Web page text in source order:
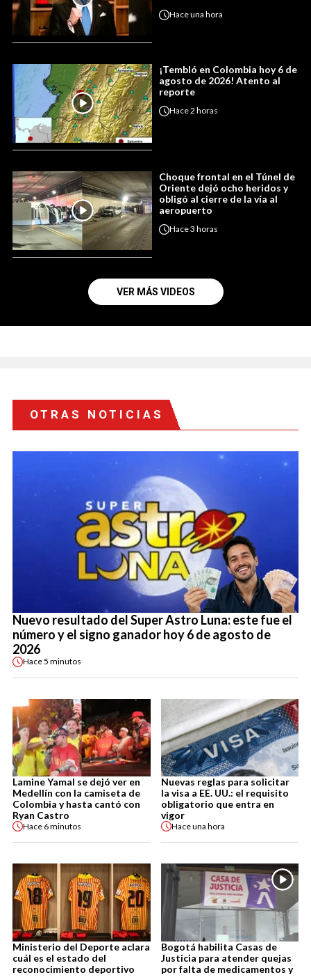
Haceuna hora
¡Tembló en Colombia hoy 6 de
agosto de 2026! Atento al
reporte
Hace2 horas
Choque frontal en el Túnel de
Oriente dejó ocho heridos y
obligó al cierre de la vía al
aeropuerto
Hace3 horas
VER MÁS VIDEOS
OTRAS NOTICIAS
Nuevo resultado del Super Astro Luna: este fue el
número y el signo ganador hoy 6 de agosto de
2026
Hace5 minutos
Lamine Yamal se dejó ver en
Medellín con la camiseta de
Colombia y hasta cantó con
Ryan Castro
Hace 6 minutos
Nuevas reglas para solicitar
la visa a EE. UU.: el requisito
obligatorio que entra en
vigor
Haceuna hora
Ministerio del Deporte aclara
cuál es el estado del
reconocimiento deportivo
Bogotá habilita Casas de
Justicia para atender quejas
por falta de medicamentos y